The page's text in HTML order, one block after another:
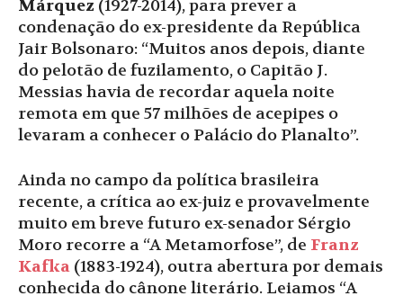
Márquez (1927-2014), para prever a
condenação do ex-presidente da República
Jair Bolsonaro: “Muitos anos depois, diante
do pelotão de fuzilamento, o Capitão J.
Messias havia de recordar aquela noite
remota em que 57 milhões de acepipes o
levaram a conhecer o Palácio do Planalto”.
Ainda no campo da política brasileira
recente, a crítica ao ex-juiz e provavelmente
muito em breve futuro ex-senador Sérgio
Moro recorre a “A Metamorfose”, de Franz
Kafka (1883-1924), outra abertura por demais
conhecida do cânone literário. Leiamos “A